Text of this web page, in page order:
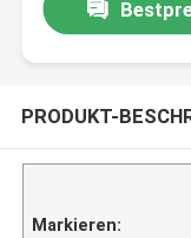
PRODUKT-
Markieren: